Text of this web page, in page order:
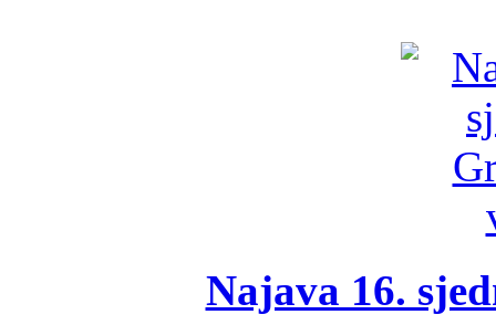
Najava 16.